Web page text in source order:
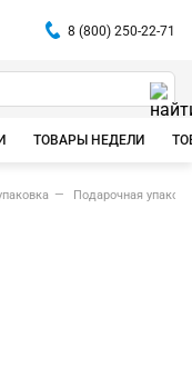
8 (800) 250-22-71
ТОВАРЫ НЕДЕЛИ
Подарочная